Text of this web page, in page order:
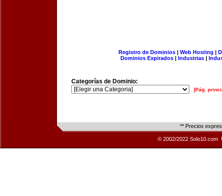
Registro de Dominios| Web Hosting |
Dominios Expirados | Industrias |
Categorías de Dominio:
[Pág.
** Precios
© 2002/2022 Solo10.com